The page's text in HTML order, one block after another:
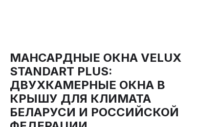
МАНСАРДНЫЕ ОКНА VELUX
STANDART PLUS:
ДВУХКАМЕРНЫЕ ОКНА В
КРЫШУ ДЛЯ КЛИМАТА
БЕЛАРУСИ И РОССИЙСКОЙ